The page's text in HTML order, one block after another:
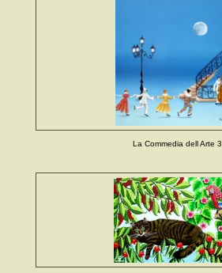
La Commedia dell Arte 3